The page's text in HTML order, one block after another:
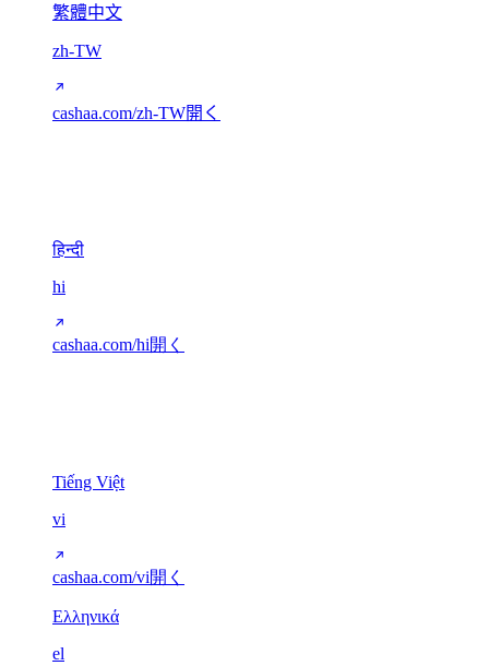
繁體中文
zh-TW
cashaa.com/zh-TW開く
हिन्दी
hi
cashaa.com/hi開く
Tiếng Việt
vi
cashaa.com/vi開く
Ελληνικά
el